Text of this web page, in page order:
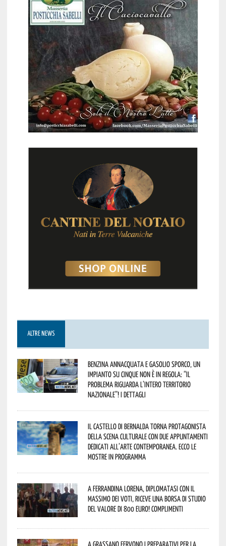
ALTRE NEWS
Benzina annacquata e gasolio sporco, un
impianto su cinque non è in regola: “il
problema riguarda l’intero territorio
Nazionale”! I dettagli
Il Castello di Bernalda torna protagonista
della scena culturale con due appuntamenti
dedicati all’arte contemporanea. Ecco le
mostre in programma
A Ferrandina Lorena, diplomatasi con il
massimo dei voti, riceve una borsa di studio
del valore di 800 euro! Complimenti
A Grassano fervono i preparativi per la